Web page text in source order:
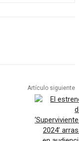
Artículo siguiente